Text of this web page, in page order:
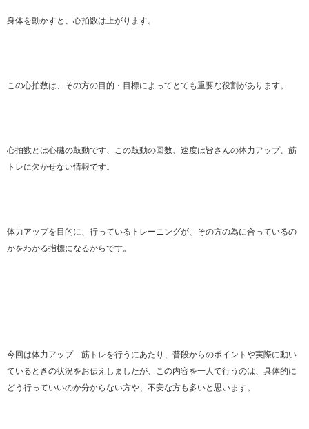
身体を動かすと、心拍数は上がります。
この心拍数は、その方の目的・目標によってとても重要な役割があります。
心拍数とは心臓の鼓動です、この鼓動の回数、速度は皆さんの体力アップ、筋
トレに欠かせない情報です。
体力アップを目的に、行っているトレーニングが、その方の為に合っているの
かをわかる指標になるからです。
今回は体力アップ 筋トレを行うにあたり、普段からのポイントや実際に動い
ているときの状況をお伝えしましたが、この内容を一人で行うのは、具体的に
どう行っていいのか分からない方や、不安な方も多いと思います。